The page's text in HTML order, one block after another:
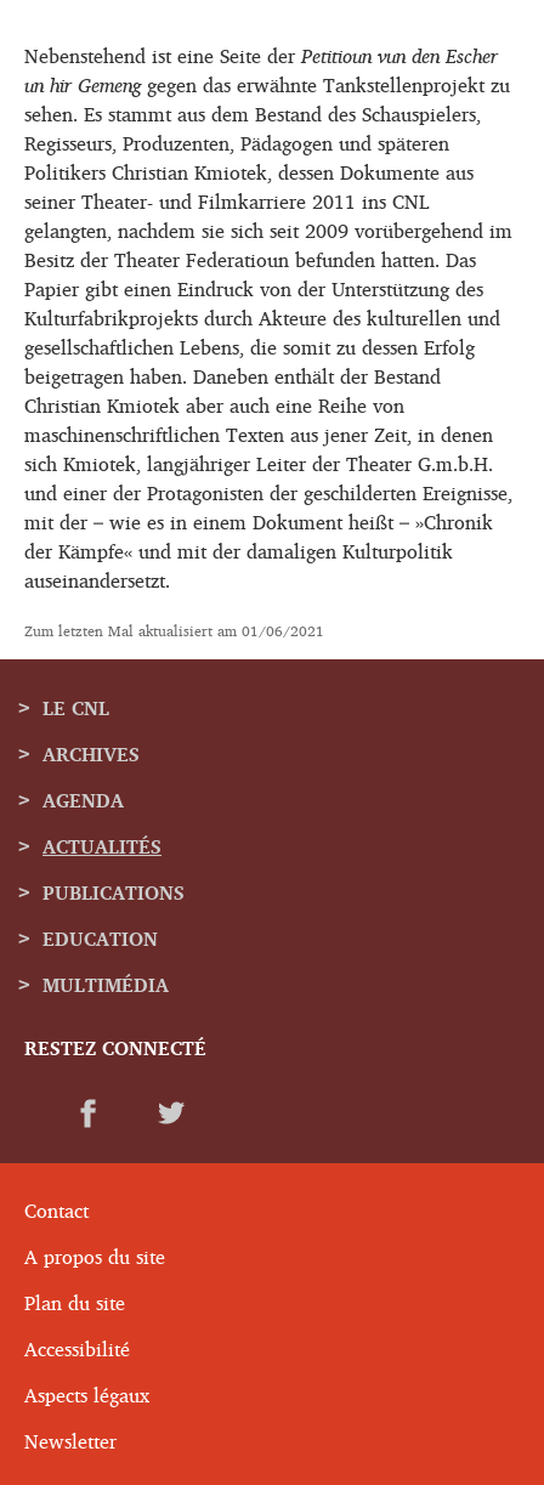
Nebenstehend ist eine Seite derPetitioun vun den Escher
un hir Gemenggegen das erwähnte Tankstellenprojekt zu
sehen. Es stammt aus dem Bestand des Schauspielers,
Regisseurs, Produzenten, Pädagogen und späteren
Politikers Christian Kmiotek, dessen Dokumente aus
seiner Theater- und Filmkarriere 2011 ins CNL
gelangten, nachdem sie sich seit 2009 vorübergehend im
Besitz der Theater Federatioun befunden hatten. Das
Papier gibt einen Eindruck von der Unterstützung des
Kulturfabrikprojekts durch Akteure des kulturellen und
gesellschaftlichen Lebens, die somit zu dessen Erfolg
beigetragen haben. Daneben enthält der Bestand
Christian Kmiotek aber auch eine Reihe von
maschinenschriftlichen Texten aus jener Zeit, in denen
sich Kmiotek, langjähriger Leiter der Theater G.m.b.H.
und einer der Protagonisten der geschilderten Ereignisse,
mit der – wie es in einem Dokument heißt – »Chronik
der Kämpfe« und mit der damaligen Kulturpolitik
auseinandersetzt.
Zum letzten Mal aktualisiert am01/06/2021
Menu
de
navigation
LE CNL
ARCHIVES
AGENDA
ACTUALITÉS
PUBLICATIONS
EDUCATION
MULTIMÉDIA
RESTEZ CONNECTÉ
Contact
A propos du site
Plan du site
Accessibilité
Aspects légaux
Newsletter